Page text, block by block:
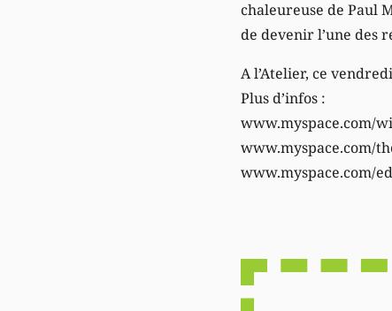
chaleureuse de Paul
de devenir l’une des
A l’Atelier, ce
Plus d’infos :
www.myspace.com/
www.myspace.com/
www.myspace.com/